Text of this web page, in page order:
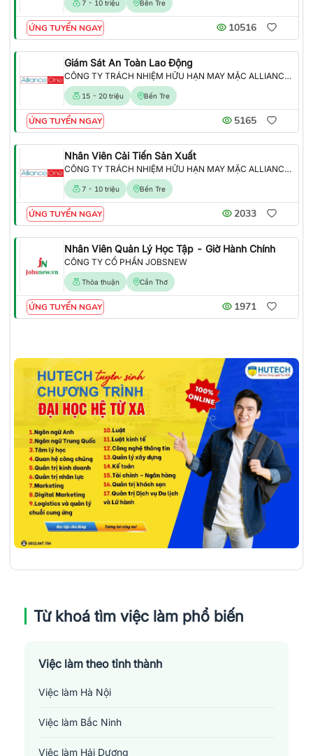
7 - 10 triệu Bến Tre
ỨNG TUYỂN NGAY 10516
Giám Sát An Toàn Lao Động
CÔNG TY TRÁCH NHIỆM HỮU HẠN MAY MẶC ALLIANCE ONE
15 - 20 triệu Bến Tre
ỨNG TUYỂN NGAY 5165
Nhân Viên Cải Tiến Sản Xuất
CÔNG TY TRÁCH NHIỆM HỮU HẠN MAY MẶC ALLIANCE ONE
7 - 10 triệu Bến Tre
ỨNG TUYỂN NGAY 2033
Nhân Viên Quản Lý Học Tập - Giờ Hành Chính
CÔNG TY CỔ PHẦN JOBSNEW
Thỏa thuận Cần Thơ
ỨNG TUYỂN NGAY 1971
Từ khoá tìm việc làm phổ biến
Việc làm theo tỉnh thành
Việc làm Hà Nội
Việc làm Bắc Ninh
Việc làm Hải Dương